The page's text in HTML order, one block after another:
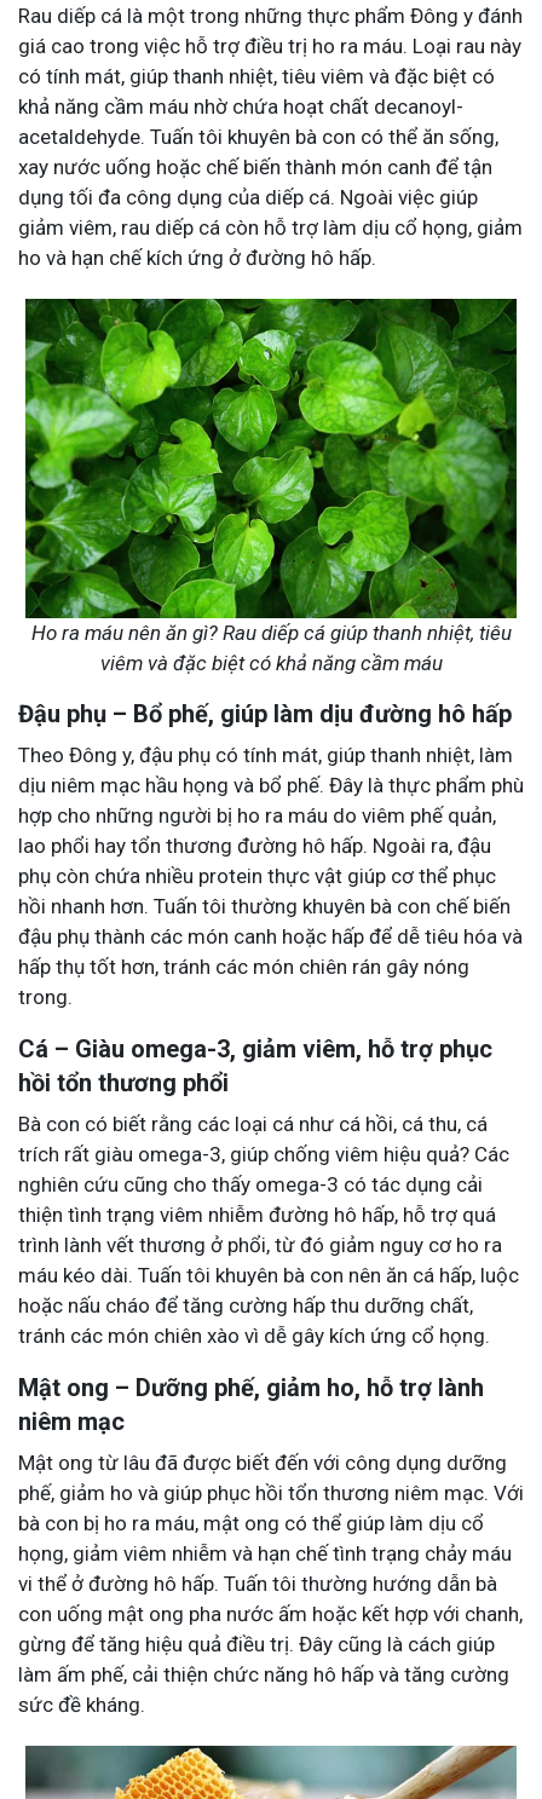
Rau diếp cá là một trong những thực phẩm Đông y đánh
giá cao trong việc hỗ trợ điều trị ho ra máu. Loại rau này
có tính mát, giúp thanh nhiệt, tiêu viêm và đặc biệt có
khả năng cầm máu nhờ chứa hoạt chất decanoyl-
acetaldehyde. Tuấn tôi khuyên bà con có thể ăn sống,
xay nước uống hoặc chế biến thành món canh để tận
dụng tối đa công dụng của diếp cá. Ngoài việc giúp
giảm viêm, rau diếp cá còn hỗ trợ làm dịu cổ họng, giảm
ho và hạn chế kích ứng ở đường hô hấp.
Ho ra máu nên ăn gì? Rau diếp cá giúp thanh nhiệt, tiêu
viêm và đặc biệt có khả năng cầm máu
Đậu phụ – Bổ phế, giúp làm dịu đường hô hấp
Theo Đông y, đậu phụ có tính mát, giúp thanh nhiệt, làm
dịu niêm mạc hầu họng và bổ phế. Đây là thực phẩm phù
hợp cho những người bị ho ra máu do viêm phế quản,
lao phổi hay tổn thương đường hô hấp. Ngoài ra, đậu
phụ còn chứa nhiều protein thực vật giúp cơ thể phục
hồi nhanh hơn. Tuấn tôi thường khuyên bà con chế biến
đậu phụ thành các món canh hoặc hấp để dễ tiêu hóa và
hấp thụ tốt hơn, tránh các món chiên rán gây nóng
trong.
Cá – Giàu omega-3, giảm viêm, hỗ trợ phục
hồi tổn thương phổi
Bà con có biết rằng các loại cá như cá hồi, cá thu, cá
trích rất giàu omega-3, giúp chống viêm hiệu quả? Các
nghiên cứu cũng cho thấy omega-3 có tác dụng cải
thiện tình trạng viêm nhiễm đường hô hấp, hỗ trợ quá
trình lành vết thương ở phổi, từ đó giảm nguy cơ ho ra
máu kéo dài. Tuấn tôi khuyên bà con nên ăn cá hấp, luộc
hoặc nấu cháo để tăng cường hấp thu dưỡng chất,
tránh các món chiên xào vì dễ gây kích ứng cổ họng.
Mật ong – Dưỡng phế, giảm ho, hỗ trợ lành
niêm mạc
Mật ong từ lâu đã được biết đến với công dụng dưỡng
phế, giảm ho và giúp phục hồi tổn thương niêm mạc. Với
bà con bị ho ra máu, mật ong có thể giúp làm dịu cổ
họng, giảm viêm nhiễm và hạn chế tình trạng chảy máu
vi thể ở đường hô hấp. Tuấn tôi thường hướng dẫn bà
con uống mật ong pha nước ấm hoặc kết hợp với chanh,
gừng để tăng hiệu quả điều trị. Đây cũng là cách giúp
làm ấm phế, cải thiện chức năng hô hấp và tăng cường
sức đề kháng.